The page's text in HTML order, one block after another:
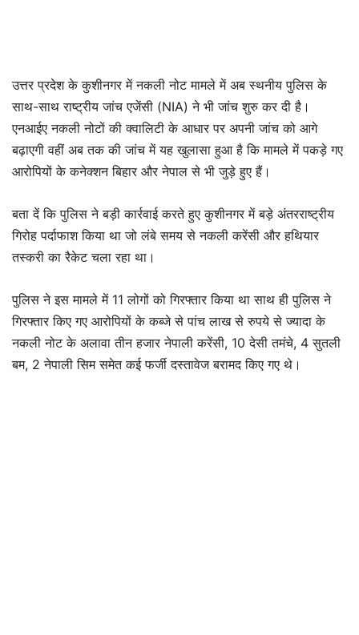
उत्तर प्रदेश के कुशीनगर में नकली नोट मामले में अब स्थनीय पुलिस के
साथ-साथ राष्ट्रीय जांच एजेंसी (NIA) ने भी जांच शुरु कर दी है।
एनआईए नकली नोटों की क्वालिटी के आधार पर अपनी जांच को आगे
बढ़ाएगी वहीं अब तक की जांच में यह खुलासा हुआ है कि मामले में पकड़े गए
आरोपियों के कनेक्शन बिहार और नेपाल से भी जुड़े हुए हैं।
बता दें कि पुलिस ने बड़ी कार्रवाई करते हुए कुशीनगर में बड़े अंतरराष्ट्रीय
गिरोह पर्दाफाश किया था जो लंबे समय से नकली करेंसी और हथियार
तस्करी का रैकेट चला रहा था।
पुलिस ने इस मामले में 11 लोगों को गिरफ्तार किया था साथ ही पुलिस ने
गिरफ्तार किए गए आरोपियों के कब्जे से पांच लाख से रुपये से ज्यादा के
नकली नोट के अलावा तीन हजार नेपाली करेंसी, 10 देसी तमंचे, 4 सुतली
बम, 2 नेपाली सिम समेत कई फर्जी दस्तावेज बरामद किए गए थे।